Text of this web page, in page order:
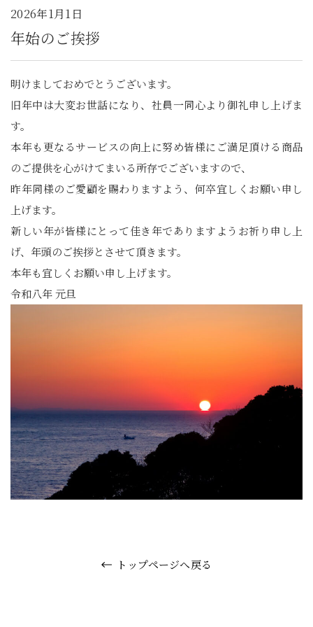
2026年1月1日
年始のご挨拶
明けましておめでとうございます。
旧年中は大変お世話になり、社員一同心より御礼申し上げま
す。
本年も更なるサービスの向上に努め皆様にご満足頂ける商品
のご提供を心がけてまいる所存でございますので、
昨年同様のご愛顧を賜わりますよう、何卒宜しくお願い申し
上げます。
新しい年が皆様にとって佳き年でありますようお祈り申し上
げ、年頭のご挨拶とさせて頂きます。
本年も宜しくお願い申し上げます。
令和八年 元旦
トップページへ戻る